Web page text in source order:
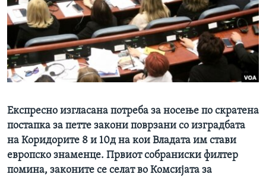
ИНТЕРВЈУА
Јазици
Експресно изгласана потреба за носење по скратена
постапка за петте закoни поврзани со изградбата
на Коридорите 8 и 10д на кои Владата им стави
европско знаменце. Првиот собраниски филтер
помина, законите се селат во Комсијата за